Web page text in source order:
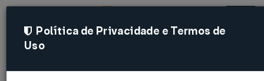
Acessar
Política de Privacidade e Termos de
Uso